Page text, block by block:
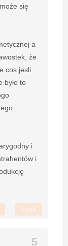
się
a
że
cos jesli
było to
i
i
Usuń